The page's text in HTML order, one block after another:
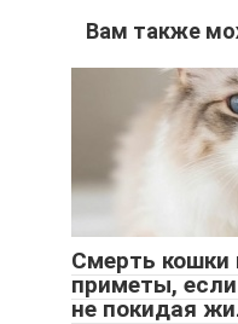
Вам также
Смерть кошки
приметы,
не покидая